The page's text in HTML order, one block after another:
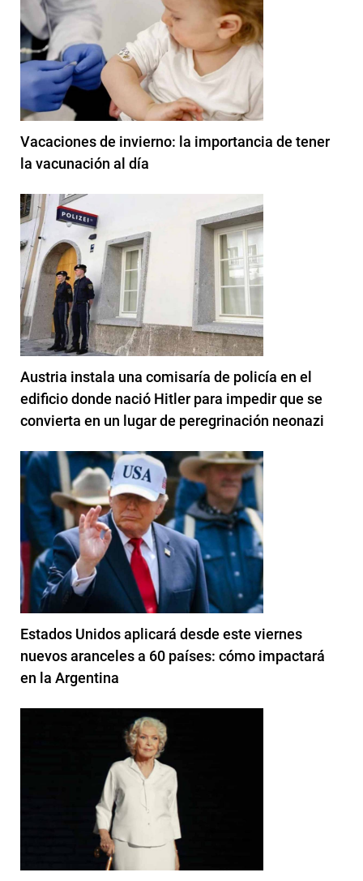
Vacaciones de invierno: la importancia de tener
la vacunación al día
Austria instala una comisaría de policía en el
edificio donde nació Hitler para impedir que se
convierta en un lugar de peregrinación neonazi
Estados Unidos aplicará desde este viernes
nuevos aranceles a 60 países: cómo impactará
en la Argentina